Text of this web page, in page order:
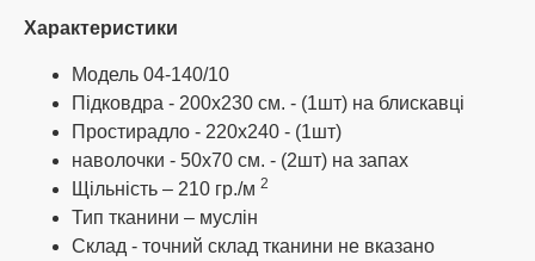
Ми дбаємо про своїх клієнтів, тому наш
менеджер допоможе вам підібрати зручний
спосіб оплати та уточнить усі необхідні
реквізити. При підтвердженні та оплаті
замовлень до 14:00 відправка того ж дня,
решта наступного дня.
Спосіб доставки
Характеристики
Модель 04-140/10
Підковдра - 200х230 см. - (1шт) на блискавці
Простирадло - 220х240 - (1шт)
наволочки - 50х70 см. - (2шт) на запах
Щільність – 210 гр./м 2
Тип тканини – муслін
Склад - точний склад тканини не вказано